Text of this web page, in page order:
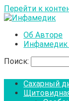
Перейти к
Об Авторе
Инфамедик
Поиск:
Сахарный